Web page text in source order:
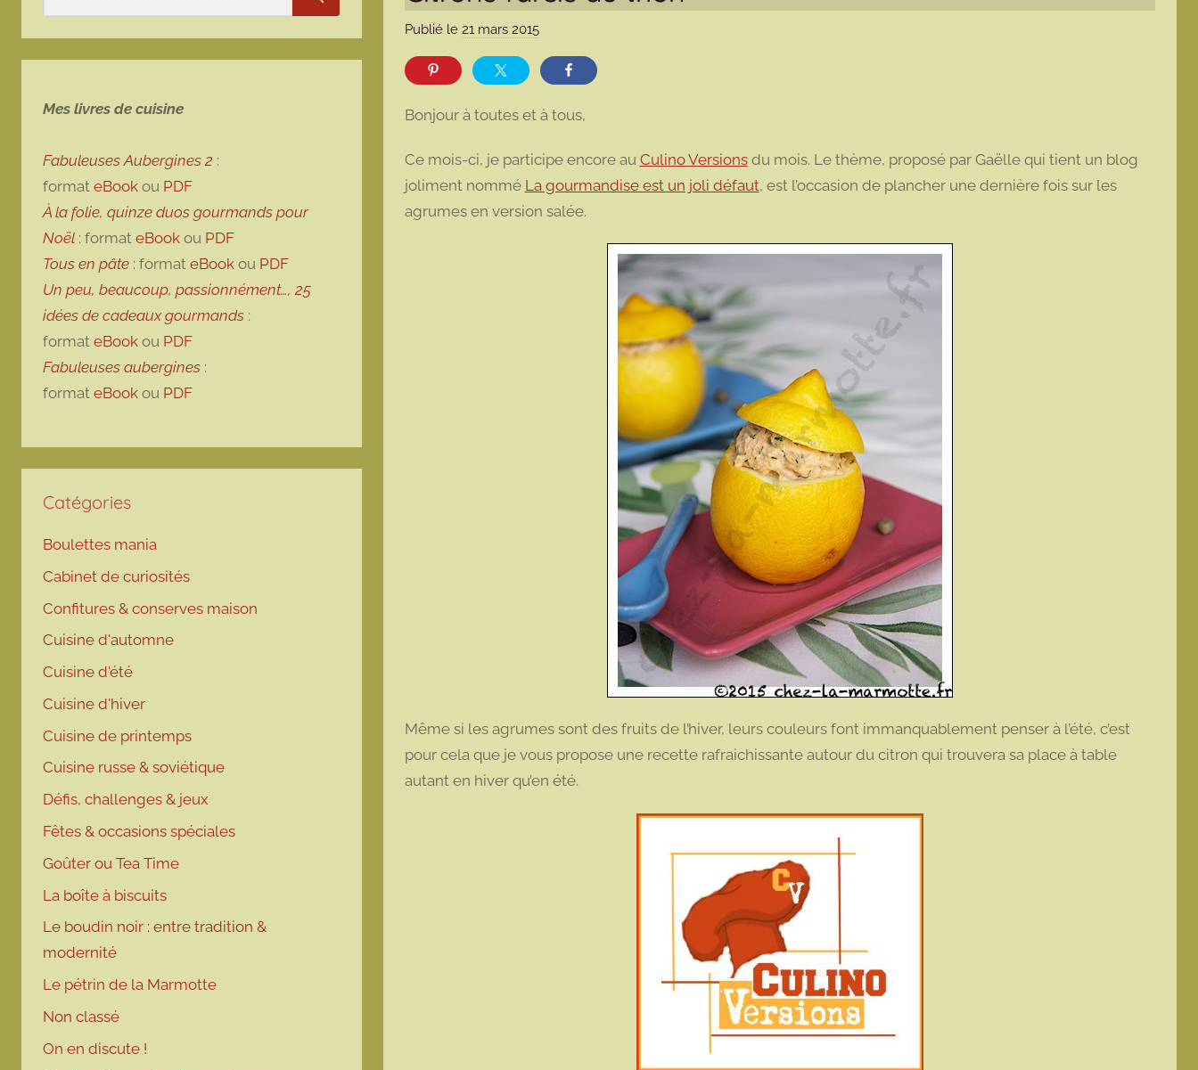
Publié le 21 mars 2015p
r
a
m
o
t
Bonjour à toutes et à tous,
Ce mois-ci, je participe encore au Culino Versionsdu mois. Le thème, proposé par Gaëlle qui tient un blog
joliment nommé La gourmandise est un joli défaut, est l’occasion de plancher une dernière fois sur les
agrumes en version salée.
Même si les agrumes sont des fruits de l’hiver, leurs couleurs font immanquablement penser à l’été, c’est
pour cela que je vous propose une recette rafraichissante autour du citron qui trouvera sa place à table
autant en hiver qu’en été.
Rechercher
Mes livres de cuisine
Fabuleuses Aubergines 2 :
format eBook ou PDF
À la folie, quinze duos gourmands pour
Noël : format eBook ou PDF
Tous en pâte : format eBook ou PDF
Un peu, beaucoup, passionnément…, 25
idées de cadeaux gourmands :
format eBook ou PDF
Fabuleuses aubergines :
format eBook ou PDF
Catégories
Boulettes mania
Cabinet de curiosités
Confitures & conserves maison
Cuisine d'automne
Cuisine d'été
Cuisine d'hiver
Cuisine de printemps
Cuisine russe & soviétique
Défis, challenges & jeux
Fêtes & occasions spéciales
Goûter ou Tea Time
La boîte à biscuits
Le boudin noir : entre tradition &
modernité
Le pétrin de la Marmotte
Non classé
On en discute !